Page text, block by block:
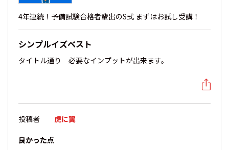
4年連続！予備試験合格者輩出のS式 まずはお試し受講！
シンプルイズベスト
タイトル通り 必要なインプットが出来ます。
投稿者 虎に翼
良かった点